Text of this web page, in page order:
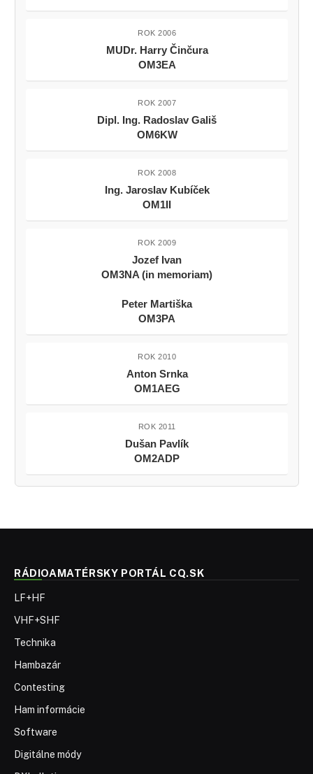
ROK 2006
MUDr. Harry Činčura
OM3EA
ROK 2007
Dipl. Ing. Radoslav Gališ
OM6KW
ROK 2008
Ing. Jaroslav Kubíček
OM1II
ROK 2009
Jozef Ivan
OM3NA (in memoriam)
Peter Martiška
OM3PA
ROK 2010
Anton Srnka
OM1AEG
ROK 2011
Dušan Pavlík
OM2ADP
RÁDIOAMATÉRSKY PORTÁL CQ.SK
LF+HF
VHF+SHF
Technika
Hambazár
Contesting
Ham informácie
Software
Digitálne módy